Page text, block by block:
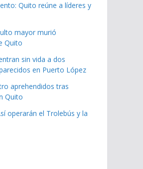
Quito reúne a líderes y
mayor murió
Quito
sin vida a dos
en Puerto López
aprehendidos tras
Quito
operarán el Trolebús y la